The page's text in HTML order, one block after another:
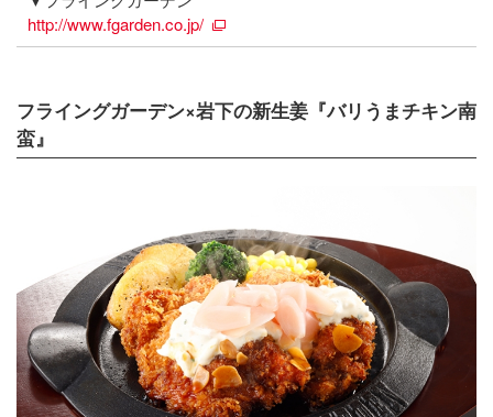
http://www.fgarden.co.jp/
フライングガーデン×岩下の新生姜『バリうまチキン南
蛮』